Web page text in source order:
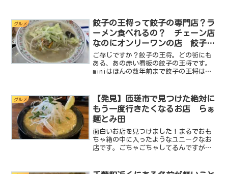
た一杯がいただけたのでしっかりとレポ
ートしていきたいと思...
グルメ
餃子の王将って餃子の専門店？ラ
ーメン食べれるの？ チェーン店
なのにオンリーワンの店 餃子の
王将 花見川店
ご存じですか？餃子の王将。どの街にも
ある、あの赤い看板の餃子の王将です。
miniはほんの数年前まで餃子の王将は餃
んなことから訪問する機会がありラーメ
ンも食べられる事を知...
グルメ
【発見】匝瑳市で見つけた絶対に
もう一度行きたくなるお店 らぁ
麺とみ田
面白いお店を見つけました！まるでおも
ちゃ箱の中に入ったようなユニークなお
店です。ごちゃごちゃしてるんですが、
ですな。ひょっとしたら匝瑳市は今後、